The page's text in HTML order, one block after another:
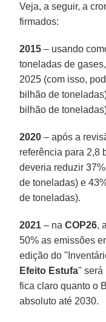
Veja, a seguir, a
firmados:
2015 – usando
toneladas de
2025 (com isso,
bilhão de
bilhão de
2020 – após a
referência para 2,8
deveria reduzir
de toneladas) e
de toneladas).
2021 – naCOP26,
50% as emissões
edição do
Efeito Estufa" será
fica claro quanto o
absoluto até 2030.